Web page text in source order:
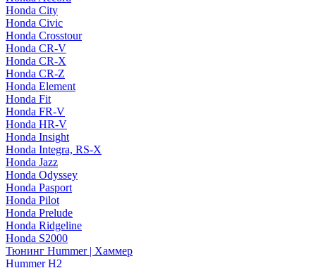
Honda City
Honda Civic
Honda Crosstour
Honda CR-V
Honda CR-X
Honda CR-Z
Honda Element
Honda Fit
Honda FR-V
Honda HR-V
Honda Insight
Honda Integra, RS-X
Honda Jazz
Honda Odyssey
Honda Pasport
Honda Pilot
Honda Prelude
Honda Ridgeline
Honda S2000
Тюнинг Hummer | Хаммер
Hummer H2